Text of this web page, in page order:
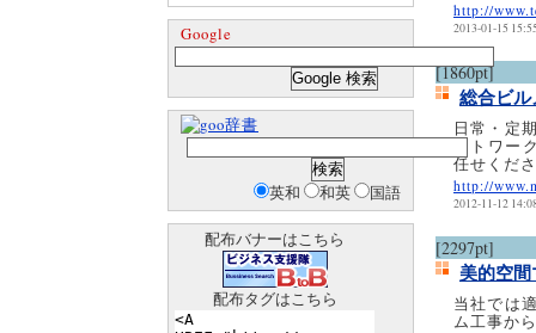
http://
2013-01-15
[1860pt]
総合ビ
日常・定
ットワー
任せくだ
http://
2012-11-12
[2297pt]
美的空
当社では
ム工事か
Google
辞書
英和 和英 国語
配布バナーはこちら
配布タグはこちら